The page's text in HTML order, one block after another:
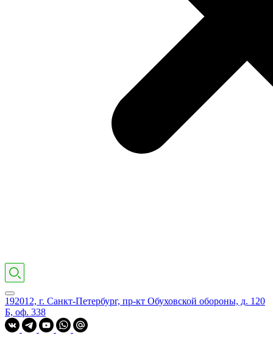
192012, г. Санкт-Петербург, пр-кт Обуховской обороны, д. 120
Б, оф. 338